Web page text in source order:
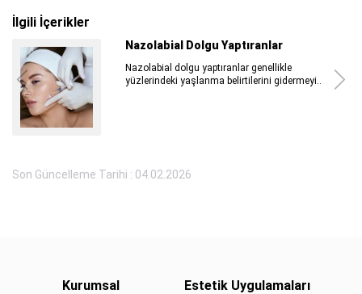
İlgili İçerikler
Plastik Cerrahi Ben Aldırma Sonrası
Plastik cerrahi ben aldırma sonrası hem
benlerin değerlendirilmesi...
Son Güncelleme Tarihi : 04.02.2026
Kurumsal Estetik Uygulamaları